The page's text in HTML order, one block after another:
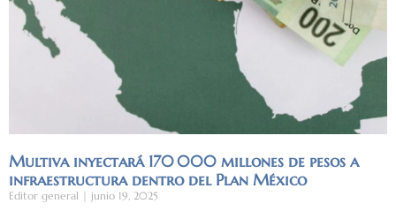
Multiva inyectará 170 000 millones de pesos a
infraestructura dentro del Plan México
Editor general junio 19, 2025